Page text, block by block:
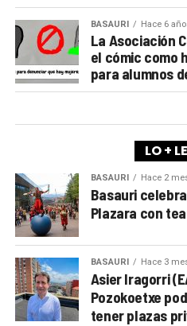
BASAURI Hace 6
La Asociación
el cómic como
para alumnos
LO +
BASAURI Hace 2
Basauri
Plazara con
BASAURI Hace 3
Asier Iragorri
Pozokoetxe
tener plazas